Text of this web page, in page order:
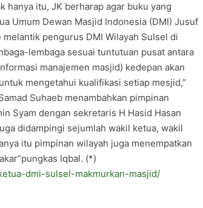
hanya itu, JK berharap agar buku yang
Umum Dewan Masjid Indonesia (DMI) Jusuf
pengurus DMI Wilayah Sulsel di
lembaga sesuai tuntutuan pusat antara
manajemen masjid) kedepan akan
mengetahui kualifikasi setiap mesjid,”
Suhaeb menambahkan pimpinan
Syam dengan sekretaris H Hasid Hasan
didampingi sejumlah wakil ketua, wakil
itu pimpinan wilayah juga menempatkan
Iqbal. (*)
dmi-sulsel-makmurkan-masjid/